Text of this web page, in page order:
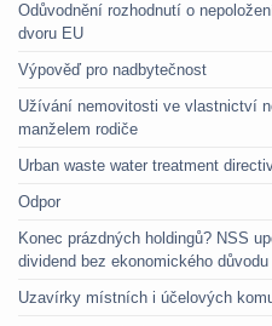
Odůvodnění rozhodnutí o
dvoru EU
Výpověď pro nadbytečnost
Užívání nemovitosti ve vlastnictví
manželem rodiče
Urban waste water treatment
Odpor
Konec prázdných holdingů? NSS
dividend bez ekonomického důvodu
Uzavírky místních i účelových